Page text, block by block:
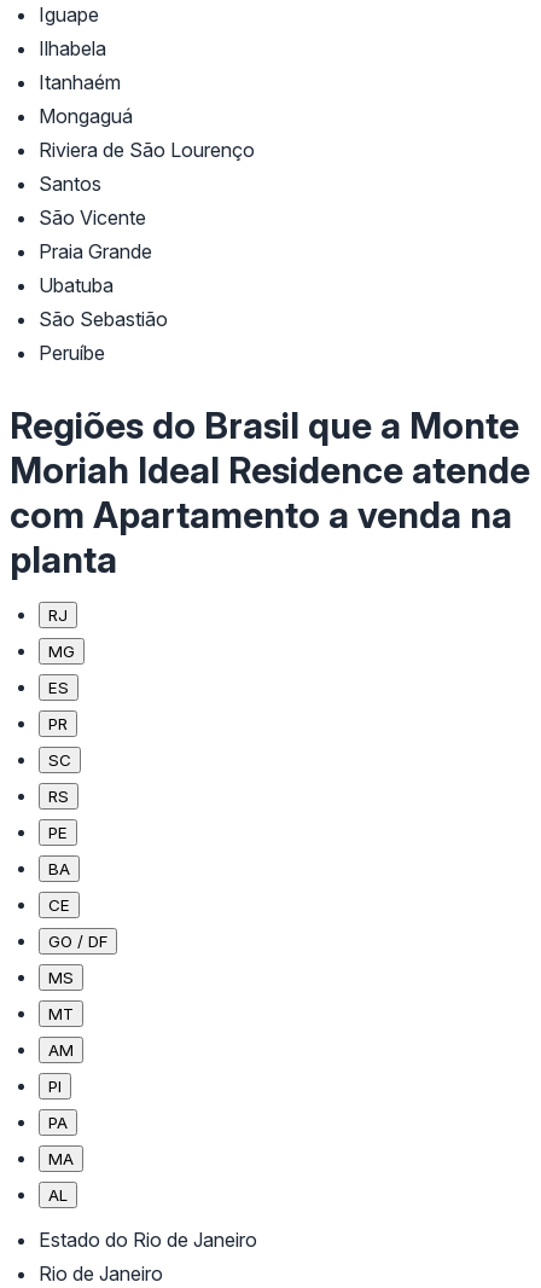
Iguape
Ilhabela
Itanhaém
Mongaguá
Riviera de São Lourenço
Santos
São Vicente
Praia Grande
Ubatuba
São Sebastião
Peruíbe
Regiões do Brasil que a Monte
Moriah Ideal Residence atende
com Apartamento a venda na
planta
RJ
MG
ES
PR
SC
RS
PE
BA
CE
GO / DF
MS
MT
AM
PI
PA
MA
AL
Estado do Rio de Janeiro
Rio de Janeiro